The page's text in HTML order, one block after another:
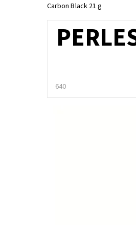
Carbon Black 21 g
640